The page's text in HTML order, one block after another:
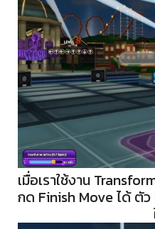
เมื่อเราใช้งาน
กด Finish Move ได้ ตัว